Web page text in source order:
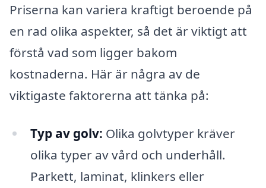
Priserna kan variera kraftigt beroende på
en rad olika aspekter, så det är viktigt att
förstå vad som ligger bakom
kostnaderna. Här är några av de
viktigaste faktorerna att tänka på:
Typ av golv: Olika golvtyper kräver
olika typer av vård och underhåll.
Parkett, laminat, klinkers eller